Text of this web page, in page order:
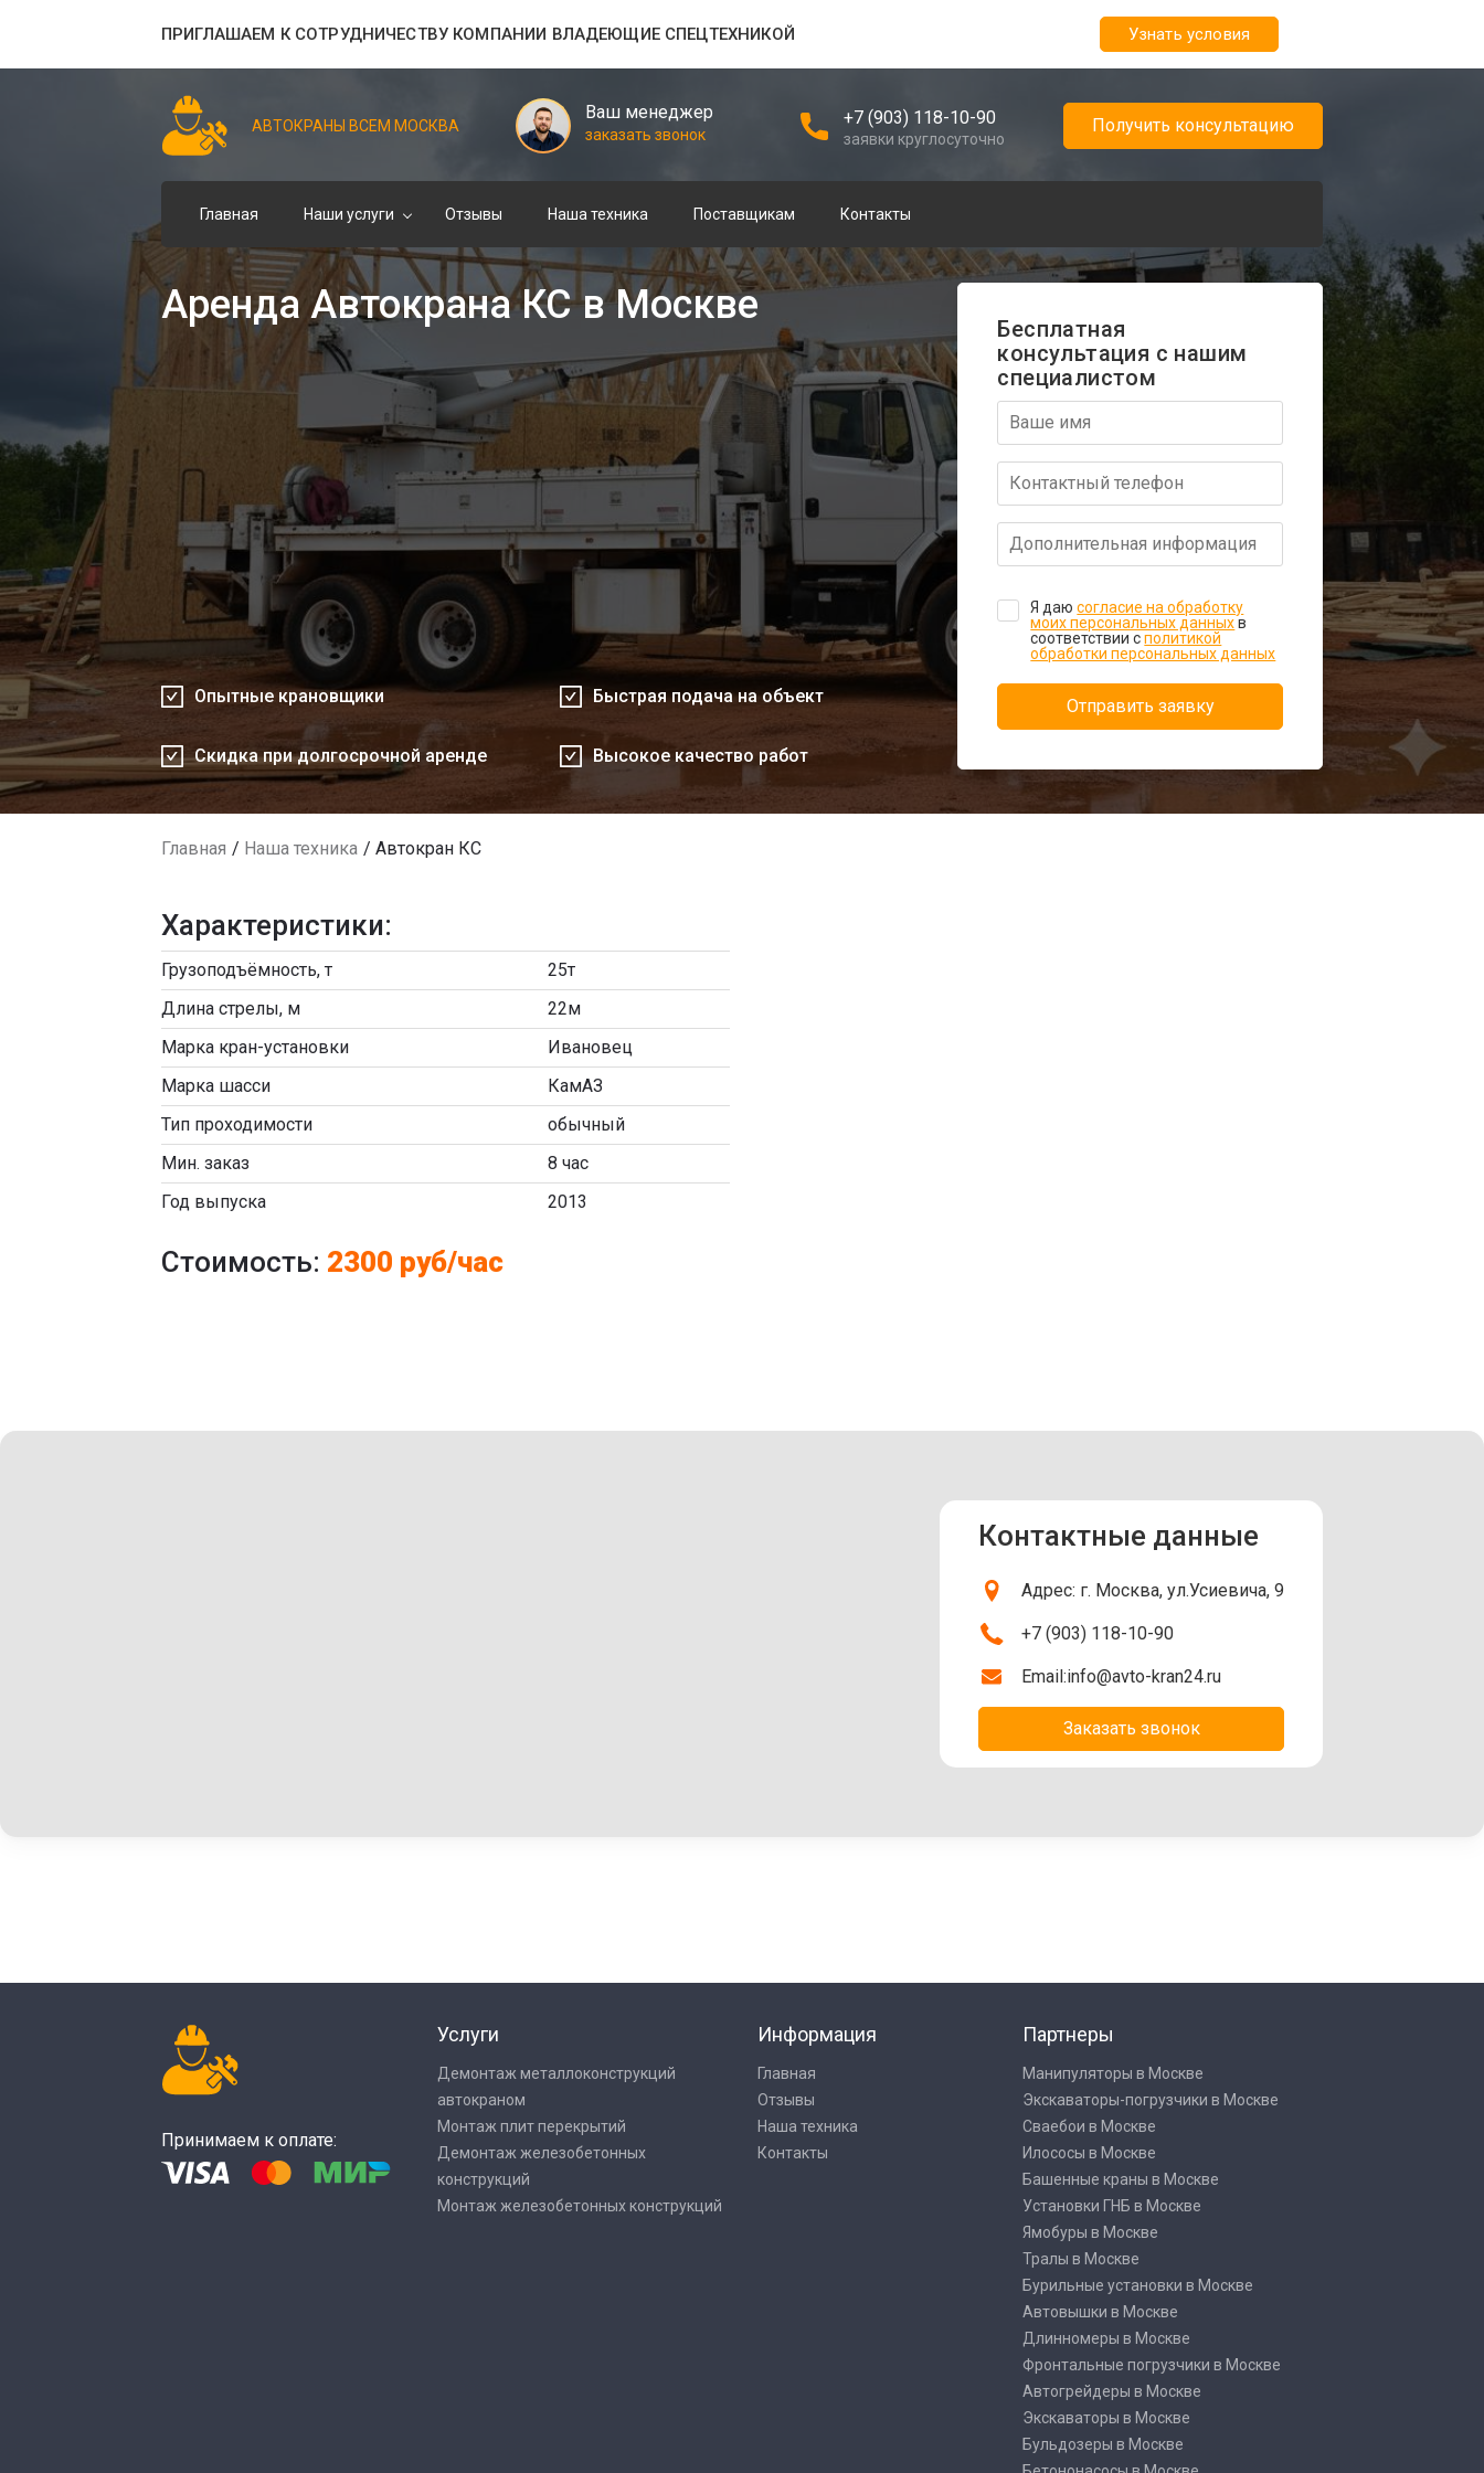
ПРИГЛАШАЕМ К СОТРУДНИЧЕСТВУ КОМПАНИИ ВЛАДЕЮЩИЕ СПЕЦТЕХНИКОЙ Узнать условия
АВТОКРАНЫ ВСЕМ МОСКВА
Ваш менеджер
заказать звонок
+7 (903) 118-10-90
заявки круглосуточно
Получить консультацию
Главная Наши услуги Отзывы Наша техника Поставщикам Контакты
Аренда Автокрана КС в Москве
Опытные крановщики Быстрая подача на объект
Скидка при долгосрочной аренде Высокое качество работ
Бесплатная
консультация с нашим
специалистом
Я даюсогласие на обработку
моих персональных данныхв
соответствии сполитикой
обработки персональных данных
Отправить заявку
Главная Наша техника Автокран КС
Характеристики:
Грузоподъёмность, т
25т
Длина стрелы, м
22м
Марка кран-установки
Ивановец
Марка шасси
КамАЗ
Тип проходимости
обычный
Мин. заказ
8 час
Год выпуска
2013
Стоимость: 2300 руб/час
Контактные данные
Адрес: г. Москва, ул.Усиевича, 9
+7 (903) 118-10-90
Email:info@avto-kran24.ru
Заказать звонок
Принимаем к оплате:
Услуги
Демонтаж металлоконструкций
автокраном
Монтаж плит перекрытий
Демонтаж железобетонных
конструкций
Монтаж железобетонных конструкций
Информация
Главная
Отзывы
Наша техника
Контакты
Партнеры
Манипуляторы в Москве
Экскаваторы-погрузчики в Москве
Сваебои в Москве
Илососы в Москве
Башенные краны в Москве
Установки ГНБ в Москве
Ямобуры в Москве
Тралы в Москве
Бурильные установки в Москве
Автовышки в Москве
Длинномеры в Москве
Фронтальные погрузчики в Москве
Автогрейдеры в Москве
Экскаваторы в Москве
Бульдозеры в Москве